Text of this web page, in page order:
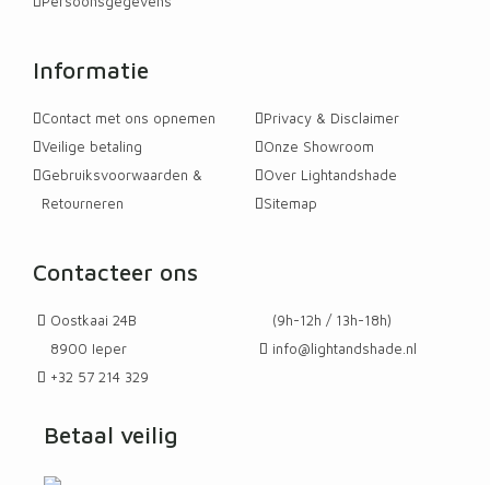
Informatie
Contact met ons opnemen
Veilige betaling
Gebruiksvoorwaarden &
Retourneren
Privacy & Disclaimer
Onze Showroom
Over Lightandshade
Sitemap
Contacteer ons
Oostkaai 24B
8900 Ieper
+32 57 214 329
(9h-12h / 13h-18h)
info@lightandshade.nl
Betaal veilig